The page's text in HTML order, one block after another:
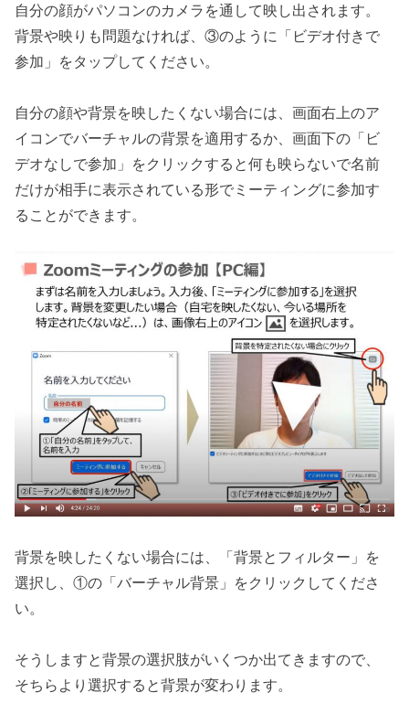
自分の顔がパソコンのカメラを通して映し出されます。
背景や映りも問題なければ、③のように「ビデオ付きで
参加」をタップしてください。
自分の顔や背景を映したくない場合には、画面右上のア
イコンでバーチャルの背景を適用するか、画面下の「ビ
デオなしで参加」をクリックすると何も映らないで名前
だけが相手に表示されている形でミーティングに参加す
ることができます。
背景を映したくない場合には、「背景とフィルター」を
選択し、①の「バーチャル背景」をクリックしてくださ
い。
そうしますと背景の選択肢がいくつか出てきますので、
そちらより選択すると背景が変わります。